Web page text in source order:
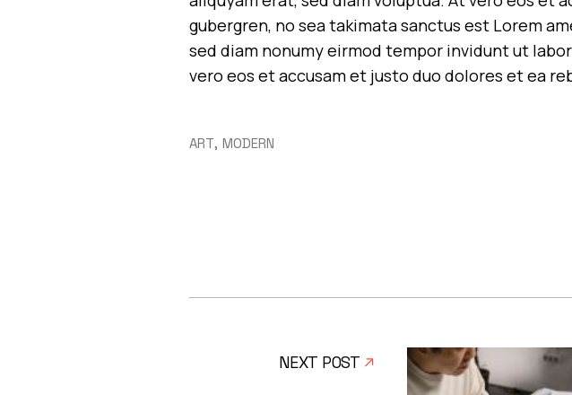
gubergren, no sea takimata sanctus est Lorem
sed diam nonumy eirmod tempor invidunt ut
vero eos et accusam et justo duo dolores et ea
ART MODERN
NEXT POST